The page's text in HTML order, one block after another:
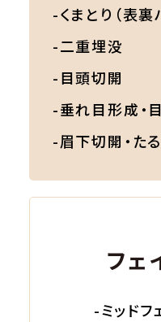
-くまとり（表裏
-二重埋没
-目頭切開
-垂れ目形成・
-眉下切開・た
フェ
-ミッドフ